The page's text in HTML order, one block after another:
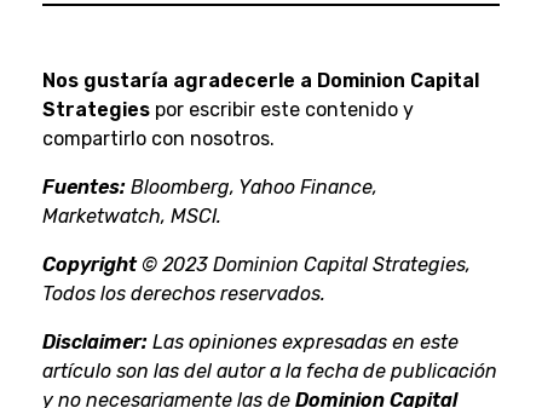
Nos gustaría agradecerle a Dominion Capital
Strategies por escribir este contenido y
compartirlo con nosotros.
Fuentes: Bloomberg, Yahoo Finance,
Marketwatch, MSCI.
Copyright© 2023 Dominion Capital Strategies,
Todos los derechos reservados.
Disclaimer: Las opiniones expresadas en este
artículo son las del autor a la fecha de publicación
y no necesariamente las de Dominion Capital